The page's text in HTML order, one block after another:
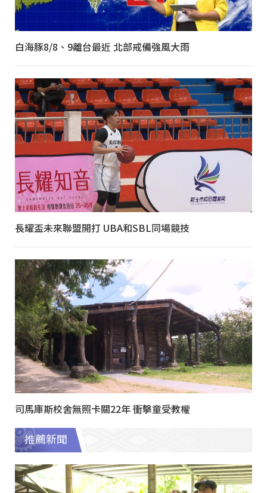
白海豚8/8、9離台最近 北部戒備強風大雨
長耀盃未來聯盟開打 UBA和SBL同場競技
司馬庫斯校舍無照卡關22年 衝擊童受教權
推薦新聞